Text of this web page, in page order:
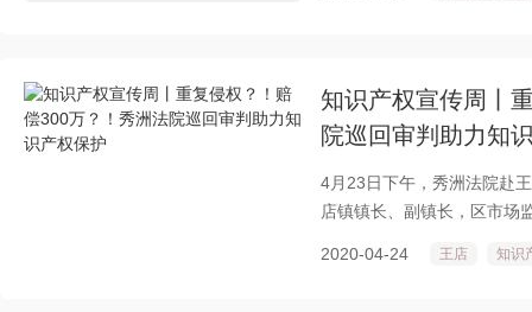
知识产权宣传周丨
院巡回审判助力知
4月23日下午，秀洲法院赴
店镇镇长、副镇长，区市场
2020-04-24 王店 知识